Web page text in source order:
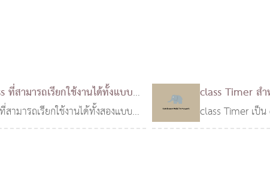
ที่สามารถเรียกใช้งานได้ทั้งแบบ
ปกติ
12 ต.ค. 2558
สามารถเรียกใช้งานได้ทั้งสองแบบ
รใช้คำสั่ง new เพื่อสร้าง instance
class Timer ส
มิ.ย. 2551
class Timer เป็
ไมโครวินาที เพื่